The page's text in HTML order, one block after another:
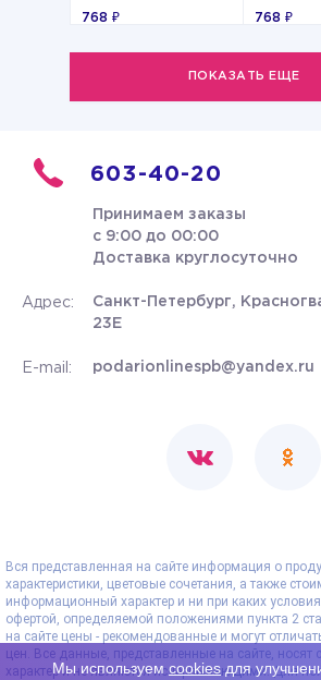
768 ₽ 768 ₽
ПОКАЗАТЬ ЕЩЕ
603-40-20
Принимаем заказы
с 9:00 до 00:00
Доставка круглосуточно
Адрес:
Санкт-Петербург,
23Е
E-mail: podarionlinespb@yandex.ru
Вся представленная на сайте информация о
характеристики, цветовые сочетания, а также
информационный характер и ни при каких
офертой, определяемой положениями пункта 2
на сайте цены - рекомендованные и могут
цен. Все данные, представленные на сайте,
характер и не являются исчерпывающими. Для
Мы используемcookiesдля